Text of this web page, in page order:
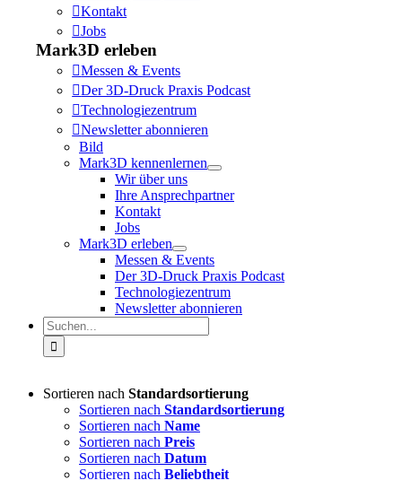
Kontakt
Jobs
Mark3D erleben
Messen & Events
Der 3D-Druck Praxis Podcast
Technologiezentrum
Newsletter abonnieren
Bild
Mark3D kennenlernen
Wir über uns
Ihre Ansprechpartner
Kontakt
Jobs
Mark3D erleben
Messen & Events
Der 3D-Druck Praxis Podcast
Technologiezentrum
Newsletter abonnieren
Suche
nach:
Sortieren nach Standardsortierung
Sortieren nach Standardsortierung
Sortieren nach Name
Sortieren nach Preis
Sortieren nach Datum
Sortieren nach Beliebtheit